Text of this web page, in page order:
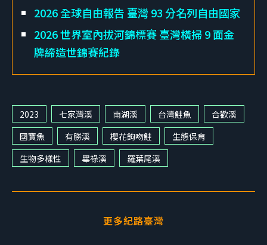
2026 全球自由報告 臺灣 93 分名列自由國家
2026 世界室內拔河錦標賽 臺灣橫掃 9 面金
牌締造世錦賽紀錄
2023 七家灣溪 南湖溪 台灣鮭魚
合歡溪
國寶魚
有勝溪 櫻花鉤吻鮭
生態保育
生物多樣性
畢祿溪 羅葉尾溪
更多紀路臺灣